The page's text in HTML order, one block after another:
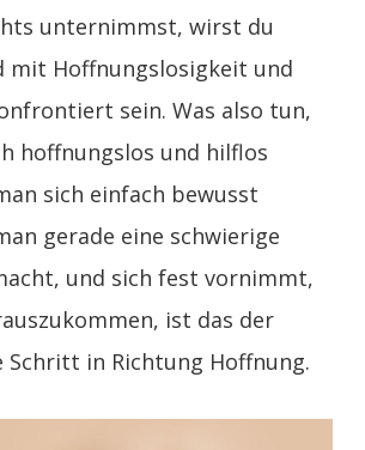
unternimmst, wirst du
mit Hoffnungslosigkeit und
sein. Was also tun,
hoffnungslos und hilflos
sich einfach bewusst
gerade eine schwierige
und sich fest vornimmt,
ist das der
in Richtung Hoffnung.